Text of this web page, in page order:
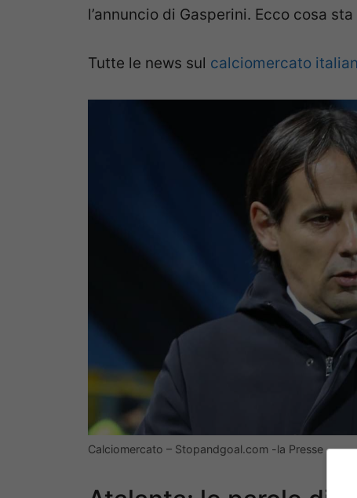
l’annuncio di Gasperini. Ecco cosa
Tutte le news sul calciomercato
Calciomercato – Stopandgoal.com -la Presse